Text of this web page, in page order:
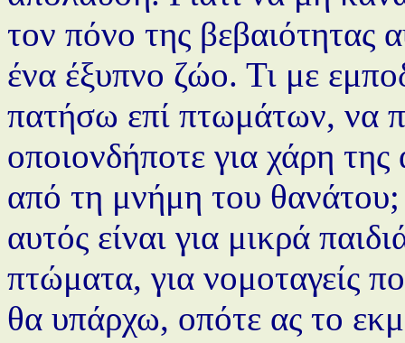
τον πόνο της βεβαιότητας
ένα έξυπνο ζώο. Τι με
πατήσω επί πτωμάτων, να
οποιονδήποτε για χάρη
από τη μνήμη του
αυτός είναι για μικρά
πτώματα, για νομοταγείς
θα υπάρχω, οπότε ας το